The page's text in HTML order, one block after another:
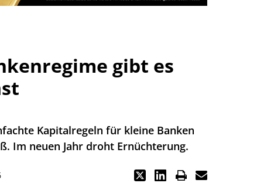
gibt es
Kapitalregeln für kleine Banken
Im neuen Jahr droht Ernüchterung.